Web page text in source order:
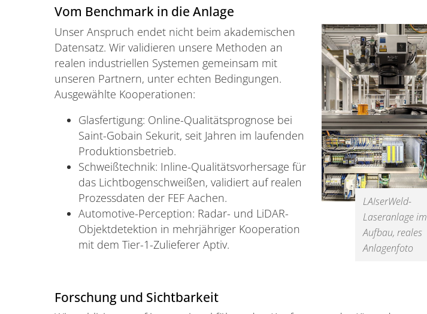
Vom Benchmark in die Anlage
LAIserWeld-
Laseranlage im
Aufbau, reales
Anlagenfoto
Unser Anspruch endet nicht beim akademischen
Datensatz. Wir validieren unsere Methoden an
realen industriellen Systemen gemeinsam mit
unseren Partnern, unter echten Bedingungen.
Ausgewählte Kooperationen:
Glasfertigung: Online-Qualitätsprognose bei
Saint-Gobain Sekurit, seit Jahren im laufenden
Produktionsbetrieb.
Schweißtechnik: Inline-Qualitätsvorhersage für
das Lichtbogenschweißen, validiert auf realen
Prozessdaten der FEF Aachen.
Automotive-Perception: Radar- und LiDAR-
Objektdetektion in mehrjähriger Kooperation
mit dem Tier-1-Zulieferer Aptiv.
Forschung und Sichtbarkeit